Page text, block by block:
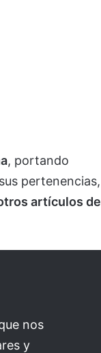
, portando
pertenencias,
artículos de
nos
y